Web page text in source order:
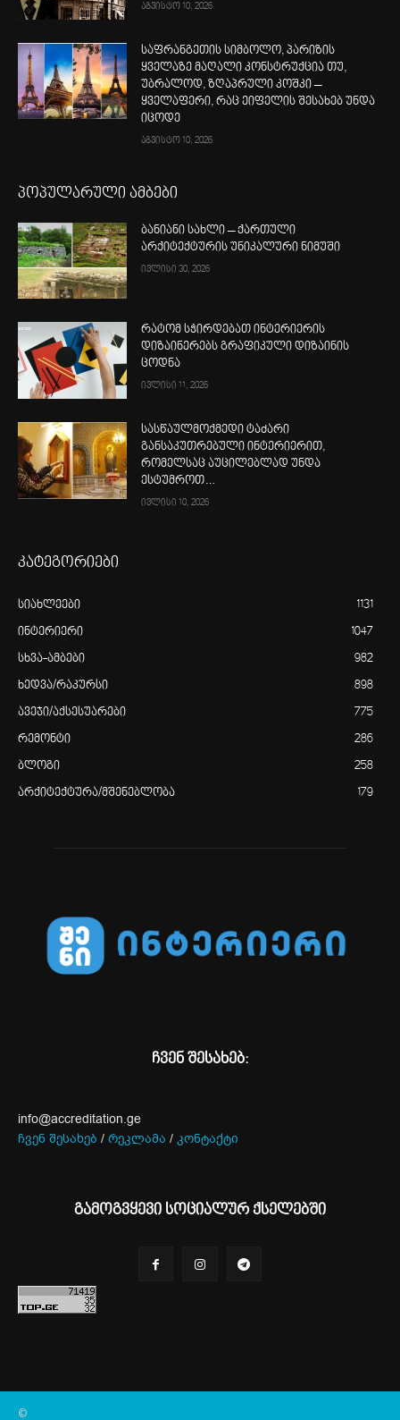
აგვისტო 10, 2026
საფრანგეთის სიმბოლო, პარიზის
ყველაზე მაღალი კონსტრუქცია თუ,
უბრალოდ, ზღაპრული კოშკი –
ყველაფერი, რაც ეიფელის შესახებ უნდა
იცოდე
აგვისტო 10, 2026
პოპულარული ამბები
ბანიანი სახლი – ქართული
არქიტექტურის უნიკალური ნიმუში
ივლისი 30, 2026
რატომ სჭირდებათ ინტერიერის
დიზაინერებს გრაფიკული დიზაინის
ცოდნა
ივლისი 11, 2026
სასწაულმოქმედი ტაძარი
განსაკუთრებული ინტერიერით,
რომელსაც აუცილებლად უნდა
ესტუმროთ…
ივლისი 10, 2026
კატეგორიები
სიახლეები 1131
ინტერიერი 1047
სხვა-ამბები 982
ხედვა/რაკურსი 898
ავეჯი/აქსესუარები 775
რემონტი 286
ბლოგი 258
არქიტექტურა/მშენებლობა 179
ჩვენ შესახებ:
info@accreditation.ge
ჩვენ შესახებ / რეკლამა / კონტაქტი
გამოგვყევი სოციალურ ქსელებში
©